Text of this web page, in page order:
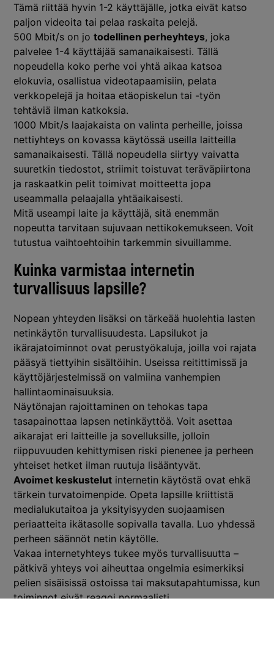
Tämä riittää hyvin 1-2 käyttäjälle, jotka eivät katso
paljon videoita tai pelaa raskaita pelejä.
500 Mbit/s on jotodellinen perheyhteys, joka
palvelee 1-4 käyttäjää samanaikaisesti. Tällä
nopeudella koko perhe voi yhtä aikaa katsoa
elokuvia, osallistua videotapaamisiin, pelata
verkkopelejä ja hoitaa etäopiskelun tai -työn
tehtäviä ilman katkoksia.
1000 Mbit/s laajakaista on valinta perheille, joissa
nettiyhteys on kovassa käytössä useilla laitteilla
samanaikaisesti. Tällä nopeudella siirtyy vaivatta
suuretkin tiedostot, striimit toistuvat teräväpiirtona
ja raskaatkin pelit toimivat moitteetta jopa
useammalla pelaajalla yhtäaikaisesti.
Mitä useampi laite ja käyttäjä, sitä enemmän
nopeutta tarvitaan sujuvaan nettikokemukseen.Voit
tutustua vaihtoehtoihin tarkemmin sivuillamme.
Kuinka varmistaa internetin
turvallisuus lapsille?
Nopean yhteyden lisäksi on tärkeää huolehtia lasten
netinkäytön turvallisuudesta. Lapsilukot ja
ikärajatoiminnot ovat perustyökaluja, joilla voi rajata
pääsyä tiettyihin sisältöihin. Useissa reitittimissä ja
käyttöjärjestelmissä on valmiina vanhempien
hallintaominaisuuksia.
Näytönajan rajoittaminen on tehokas tapa
tasapainottaa lapsen netinkäyttöä. Voit asettaa
aikarajat eri laitteille ja sovelluksille, jolloin
riippuvuuden kehittymisen riski pienenee ja perheen
yhteiset hetket ilman ruutuja lisääntyvät.
Avoimet keskustelut internetin käytöstä ovat ehkä
tärkein turvatoimenpide. Opeta lapsille kriittistä
medialukutaitoa ja yksityisyyden suojaamisen
periaatteita ikätasolle sopivalla tavalla. Luo yhdessä
perheen säännöt netin käytölle.
Vakaa internetyhteys tukee myös turvallisuutta –
pätkivä yhteys voi aiheuttaa ongelmia esimerkiksi
pelien sisäisissä ostoissa tai maksutapahtumissa, kun
toiminnot eivät reagoi normaalisti.